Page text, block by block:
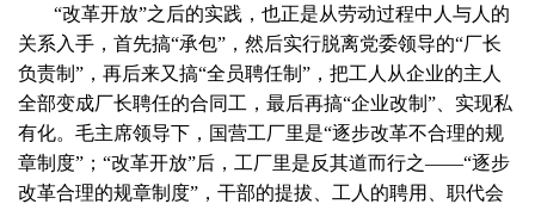
“改革开放”之后的实践，也正是从劳动过程中人与人的
关系入手，首先搞“承包”，然后实行脱离党委领导的“厂长
负责制”，再后来又搞“全员聘任制”，把工人从企业的主人
全部变成厂长聘任的合同工，最后再搞“企业改制”、实现私
有化。毛主席领导下，国营工厂里是“逐步改革不合理的规
章制度”；“改革开放”后，工厂里是反其道而行之——“逐步
改革合理的规章制度”，干部的提拔、工人的聘用、职代会